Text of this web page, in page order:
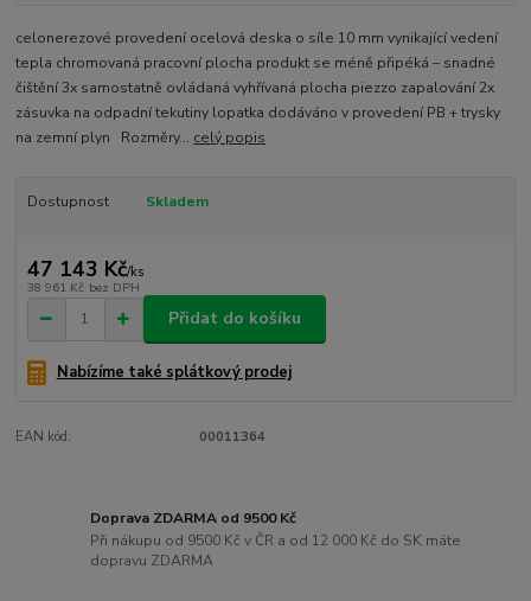
celonerezové provedení ocelová deska o síle 10 mm vynikající vedení
tepla chromovaná pracovní plocha produkt se méně připéká – snadné
čištění 3x samostatně ovládaná vyhřívaná plocha piezzo zapalování 2x
zásuvka na odpadní tekutiny lopatka dodáváno v provedení PB + trysky
na zemní plyn Rozměry... celý popis
Dostupnost Skladem
47 143 Kč/ks
38 961 Kč bez DPH
Přidat do košíku
Nabízíme také splátkový prodej
EAN kód: 00011364
Doprava ZDARMA od 9500 Kč
Při nákupu od 9500 Kč v ČR a od 12 000 Kč do SK máte
dopravu ZDARMA